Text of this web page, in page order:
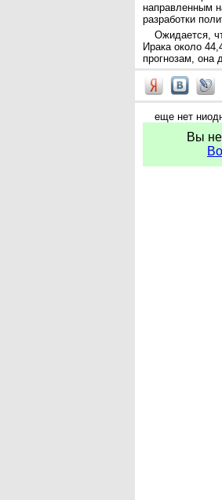
направленным
разработки
Ожидается,
Ирака около
прогнозам, она
еще нет
Вы